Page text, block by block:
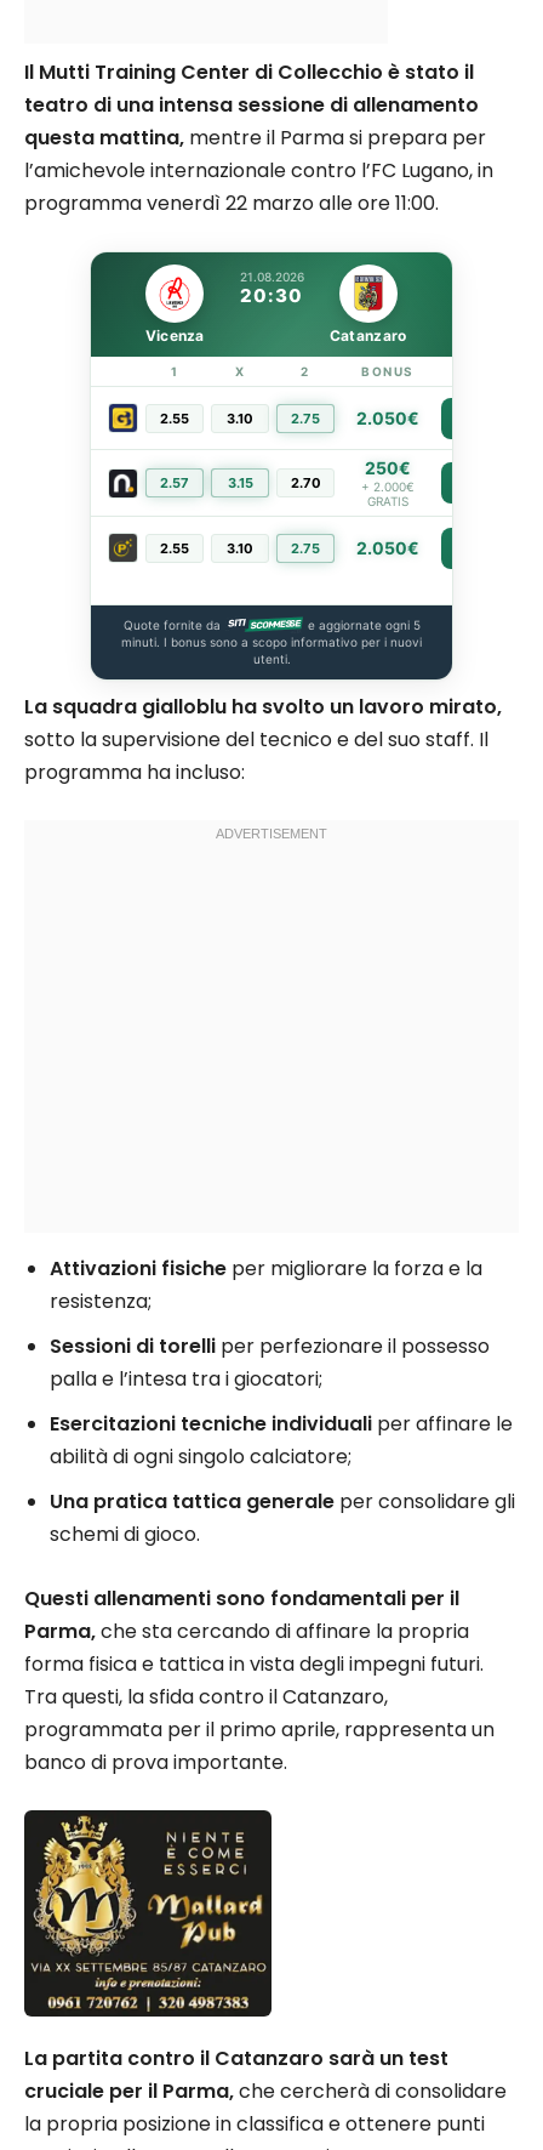
Il Mutti Training Center di Collecchio è stato il
teatro di una intensa sessione di allenamento
questa mattina, mentre il Parma si prepara per
l’amichevole internazionale contro l’FC Lugano, in
programma venerdì 22 marzo alle ore 11:00.
21.08.2026
20:30
Vicenza Catanzaro
1 X 2 BONUS
2.55 3.10 2.75 2.050€
2.57 3.15 2.70
250€
+ 2.000€
GRATIS
2.55 3.10 2.75 2.050€
Quote fornite da
e aggiornate ogni 5
minuti. I bonus sono a scopo informativo per i nuovi
utenti.
La squadra gialloblu ha svolto un lavoro mirato,
sotto la supervisione del tecnico e del suo staff. Il
programma ha incluso:
Attivazioni fisiche per migliorare la forza e la
resistenza;
Sessioni di torelli per perfezionare il possesso
palla e l’intesa tra i giocatori;
Esercitazioni tecniche individuali per affinare le
abilità di ogni singolo calciatore;
Una pratica tattica generale per consolidare gli
schemi di gioco.
Questi allenamenti sono fondamentali per il
Parma,che sta cercando di affinare la propria
forma fisica e tattica in vista degli impegni futuri.
Tra questi, la sfida contro il Catanzaro,
programmata per il primo aprile, rappresenta un
banco di prova importante.
La partita contro il Catanzaro sarà un test
cruciale per il Parma,che cercherà di consolidare
la propria posizione in classifica e ottenere punti